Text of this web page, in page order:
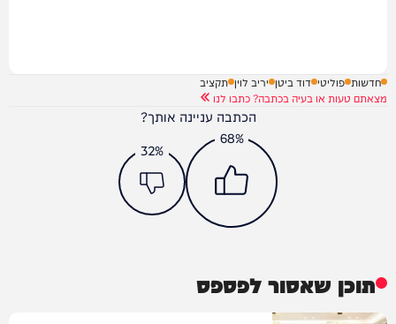
חדשות פוליטי דוד ביטן יריב לוין תקציב
מצאתם טעות או בעיה בכתבה? כתבו לנו
הכתבה עניינה אותך?
68%
32%
תוכן שאסור לפספס